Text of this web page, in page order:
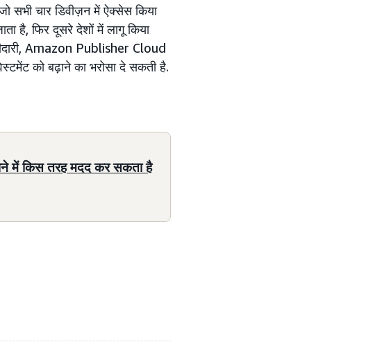
सभी चार डिवीज़न में ऐक्सेस किया
है, फिर दूसरे देशों में लागू किया
Amazon Publisher Cloud
को बढ़ाने का भरोसा दे सकती है.
में किस तरह मदद कर सकता है